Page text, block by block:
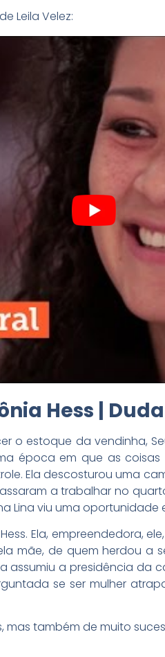
Leila Velez:
Hess |
o estoque da vendinha,
época em que as
Ela descosturou uma
a trabalhar no
Lina viu uma oportunidade
Ela, empreendedora,
mãe, de quem herdou a
assumiu a presidência
se ser mulher
também de muito